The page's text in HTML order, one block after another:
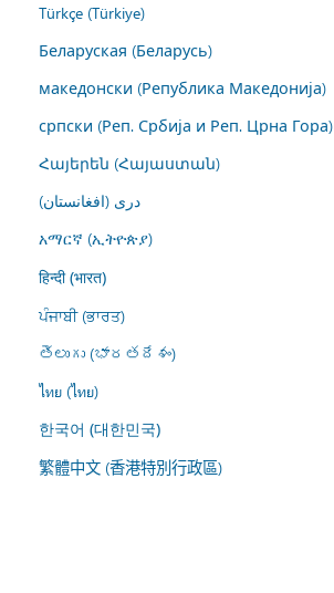
Türkçe (Türkiye)
Беларуская (Беларусь)
македонски (Република Македонија)
српски (Реп. Србија и Реп. Црна Гора)
Հայերեն (Հայաստան)
درى (افغانستان)
አማርኛ (ኢትዮጵያ)
हिन्दी (भारत)
ਪੰਜਾਬੀ (ਭਾਰਤ)
తెలుగు (భారతదేశం)
ไทย (ไทย)
한국어 (대한민국)
繁體中文 (香港特別行政區)